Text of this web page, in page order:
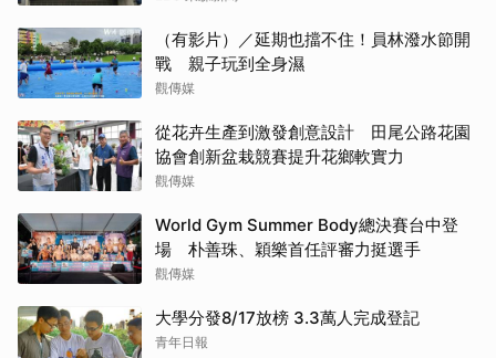
（有影片）／延期也擋不住！員林潑水節開
戰 親子玩到全身濕
觀傳媒
從花卉生產到激發創意設計 田尾公路花園
協會創新盆栽競賽提升花鄉軟實力
觀傳媒
World Gym Summer Body總決賽台中登
場 朴善珠、穎樂首任評審力挺選手
觀傳媒
大學分發8/17放榜 3.3萬人完成登記
青年日報